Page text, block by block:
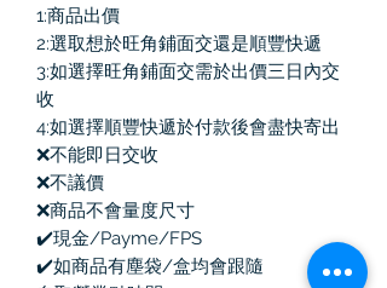
1:商品出價
2:選取想於旺角鋪面交還是順豐快遞
3:如選擇旺角鋪面交需於出價三日內交
收
4:如選擇順豐快遞於付款後會盡快寄出
❌不能即日交收
❌不議價
❌商品不會量度尺寸
✔️現金/Payme/FPS
✔️如商品有塵袋/盒均會跟隨